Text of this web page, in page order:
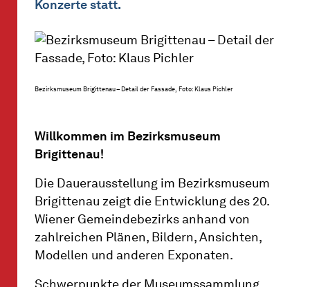
Konzerte statt.
Bezirksmuseum Brigittenau – Detail der Fassade, Foto: Klaus Pichler
Willkommen im Bezirksmuseum
Brigittenau!
Die Dauerausstellung im Bezirksmuseum
Brigittenau zeigt die Entwicklung des 20.
Wiener Gemeindebezirks anhand von
zahlreichen Plänen, Bildern, Ansichten,
Modellen und anderen Exponaten.